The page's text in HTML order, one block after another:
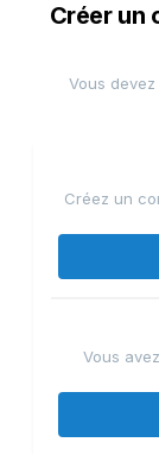
Créer un
Vous
Créez un
Vous